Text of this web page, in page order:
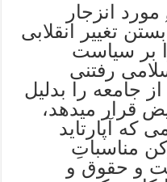
انزجار
تغییر انقلابی
بر سیاست
رفتنی
جامعه را بدلیل
قرار میدهد،
آپارتاید
مناسباتِ
و حقوق و